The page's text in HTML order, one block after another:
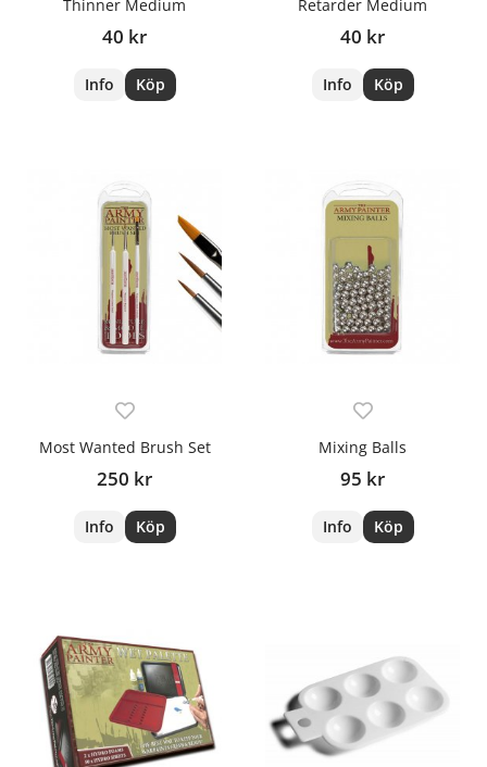
Thinner Medium
40 kr
Info Köp
Retarder Medium
40 kr
Info Köp
Most Wanted Brush Set
250 kr
Info Köp
Mixing Balls
95 kr
Info Köp